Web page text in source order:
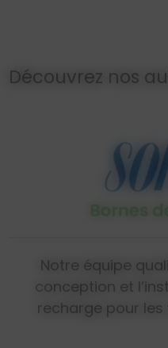
Découvrez nos
Notre équipe
conception et
recharge pour les